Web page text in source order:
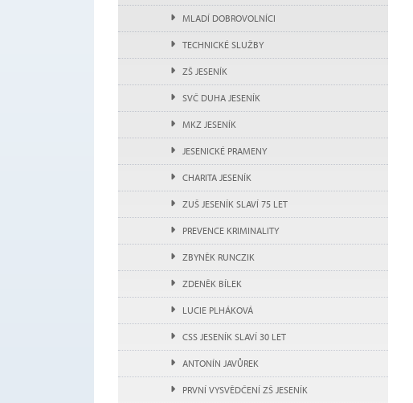
MLADÍ DOBROVOLNÍCI
TECHNICKÉ SLUŽBY
ZŠ JESENÍK
SVČ DUHA JESENÍK
MKZ JESENÍK
JESENICKÉ PRAMENY
CHARITA JESENÍK
ZUŠ JESENÍK SLAVÍ 75 LET
PREVENCE KRIMINALITY
ZBYNĚK RUNCZIK
ZDENĚK BÍLEK
LUCIE PLHÁKOVÁ
CSS JESENÍK SLAVÍ 30 LET
ANTONÍN JAVŮREK
PRVNÍ VYSVĚDČENÍ ZŠ JESENÍK